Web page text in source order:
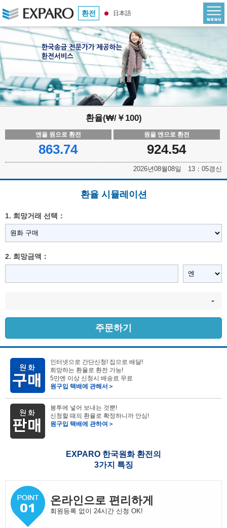
환전 日本語
환율(₩/￥100)
엔을 원으로 환전
863.74
원을 엔으로 환전
924.54
2026년08월08일 13：05갱신
환율 시뮬레이션
1. 희망거래 선택：
2. 희망금액：
-
주문하기
인터넷으로 간단신청! 집으로 배달!
희망하는 환율로 환전 가능!
5만엔 이상 신청시 배송료 무료
원구입 택배에 관해서＞
봉투에 넣어 보내는 것뿐!
신청할 때의 환율로 확정하니까 안심!
원구입 택배에 관하여＞
EXPARO 한국원화 환전의
3가지 특징
온라인으로 편리하게
회원등록 없이 24시간 신청 OK!